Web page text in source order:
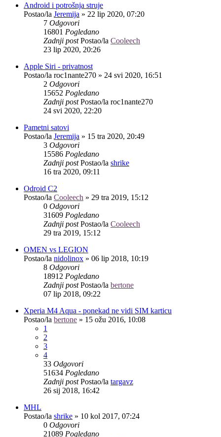
Android i potrošnja struje
Postao/la Jeremija » 22 lip 2020, 07:20
7 Odgovori
16801 Pogledano
Zadnji postPostao/la Cooleech
23 lip 2020, 20:26
Apple Siri - privatnost
Postao/la roc1nante270 » 24 svi 2020, 16:51
2 Odgovori
15652 Pogledano
Zadnji postPostao/la roc1nante270
24 svi 2020, 22:20
Pametni satovi
Postao/la Jeremija » 15 tra 2020, 20:49
3 Odgovori
15586 Pogledano
Zadnji postPostao/la shrike
16 tra 2020, 09:11
Odroid C2
Postao/la Cooleech » 29 tra 2019, 15:12
0 Odgovori
31609 Pogledano
Zadnji postPostao/la Cooleech
29 tra 2019, 15:12
OMEN vs LEGION
Postao/la nidolinox » 06 lip 2018, 10:19
8 Odgovori
18912 Pogledano
Zadnji postPostao/la bertone
07 lip 2018, 09:22
Xperia M4 Aqua - ponekad ne vidi SIM karticu
Postao/la bertone » 15 ožu 2016, 10:08
1
2
3
4
33 Odgovori
51634 Pogledano
Zadnji postPostao/la targavz
26 sij 2018, 16:42
MHL
Postao/la shrike » 10 kol 2017, 07:24
0 Odgovori
21089 Pogledano